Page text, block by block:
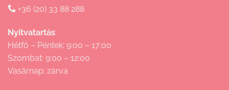
+36 (20) 33 88 288
Nyitvatartás:
Hétfő – Péntek: 9:00 – 17:00
Szombat: 9:00 – 12:00
Vasárnap: zárva